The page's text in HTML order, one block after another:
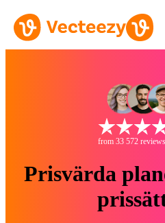
from 33 572
Prisvärda